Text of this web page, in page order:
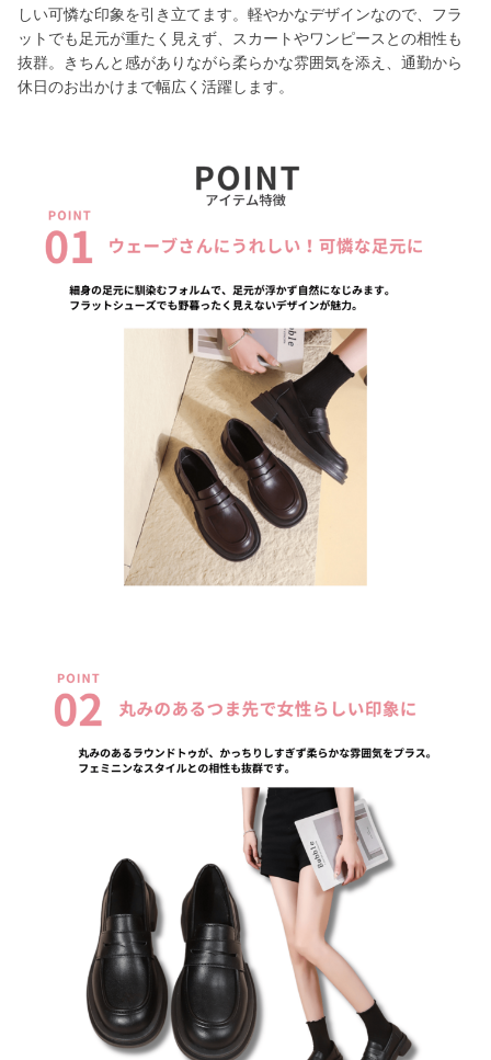
しい可憐な印象を引き立てます。軽やかなデザインなので、フラ
ットでも足元が重たく見えず、スカートやワンピースとの相性も
抜群。きちんと感がありながら柔らかな雰囲気を添え、通勤から
休日のお出かけまで幅広く活躍します。